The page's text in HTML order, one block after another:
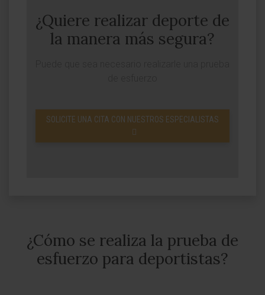
¿Quiere realizar deporte de
la manera más segura?
SOLICITE UNA CITA CON NUESTROS ESPECIALISTAS
¿Cómo se realiza la prueba de
esfuerzo para deportistas?